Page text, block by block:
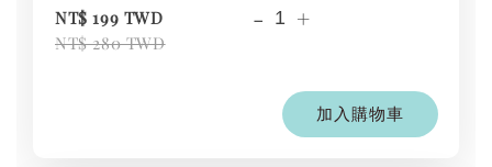
NT$ 199 TWD
NT$ 280 TWD
- +
加入購物車